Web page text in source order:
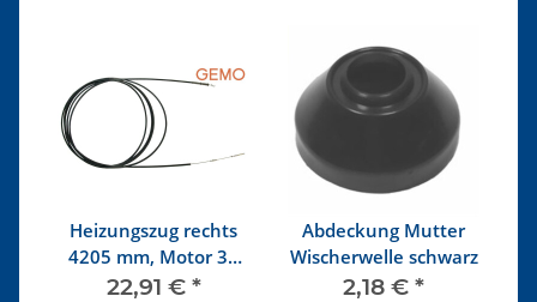
Heizungszug rechts
4205 mm, Motor 37
kW (50 PS) CT, CZ
22,91 € *
Abdeckung Mutter
Wischerwelle schwarz
2,18 € *